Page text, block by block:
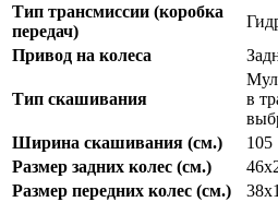
Тип трансмиссии (коробка
передач)
Привод на колеса
Тип скашивания
в
Ширина скашивания (см.)
105
Размер задних колес (см.)
Размер передних колес (см.)